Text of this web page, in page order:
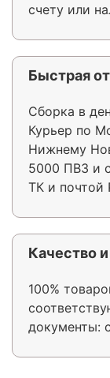
счету или
Быстрая
Сборка в
Курьер по
Нижнему
5000 ПВЗ и
ТК и почтой
Качество
100%
документы: